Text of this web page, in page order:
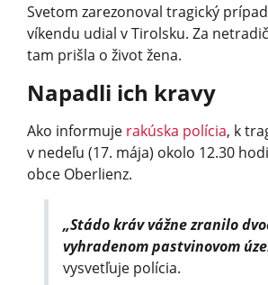
Svetom zarezonoval tragický
víkendu udial v Tirolsku. Za
tam prišla o život žena.
Napadli ich kravy
Ako informuje rakúska polícia, k
v nedeľu (17. mája) okolo 12.30
obce Oberlienz.
„Stádo kráv vážne zranilo
vyhradenom pastvinovom
vysvetľuje polícia.